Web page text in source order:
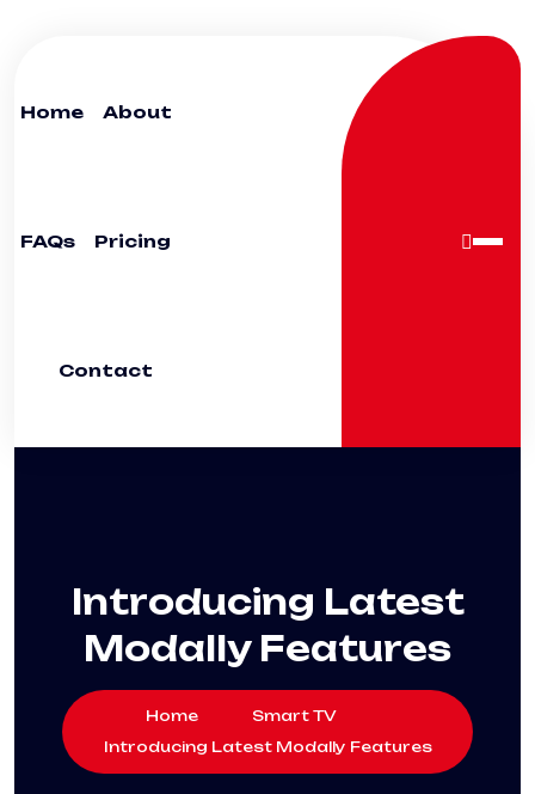
Home About
FAQs Pricing
Contact
Introducing Latest
Modally Features
Home
Smart TV
Introducing Latest Modally Features